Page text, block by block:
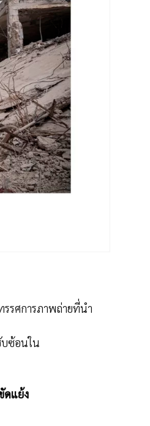
รศการภาพถ่ายที่นำ
บซ้อนใน
ดแย้ง